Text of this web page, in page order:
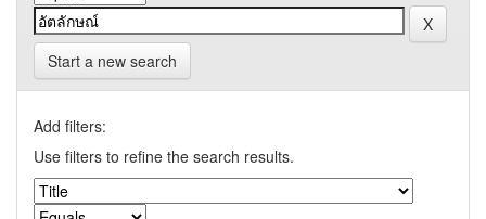
Start a new search
Add filters:
Use filters to refine the search results.